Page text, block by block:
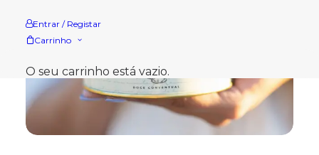
Entrar / Registar
Carrinho
O seu carrinho está vazio.